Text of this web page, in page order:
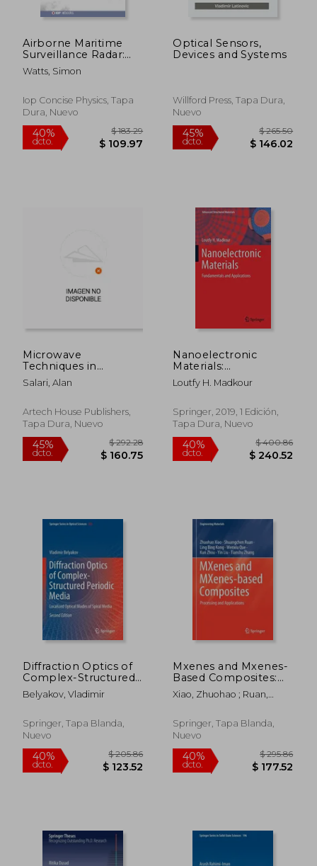
Airborne Maritime
Surveillance Radar:
Volume 2, Post-war
British ASV Radars
Watts, Simon
Iop Concise Physics, Tapa
Dura, Nuevo
dcto. $ 109.97
Optical Sensors,
Devices and Systems
Willford Press, Tapa Dura,
Nuevo
dcto.
Microwave
Techniques in
Superconducting
Quantum Computers
Salari, Alan
Artech House Publishers,
Tapa Dura, Nuevo
45%
Nanoelectronic
Materials:
Fundamentals and
Applications
Materials) (en Inglés)
Loutfy H. Madkour
Springer, 2019, 1 Edición,
Tapa Dura, Nuevo
40%
Diffraction Optics of
Complex-Structured
Periodic Media:
Localized Optical
(en Inglés)
Belyakov, Vladimir
Springer, Tapa Blanda,
Nuevo
Mxenes and Mxenes-
Based Composites:
Processing and
Applications (en
Xiao, Zhuohao ; Ruan,
Bing
Springer, Tapa Blanda,
Nuevo